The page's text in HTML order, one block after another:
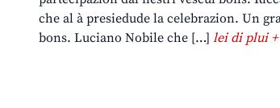
che al à presiedude la celebrazion. Un
bons. Luciano Nobile che […] lei di plui +